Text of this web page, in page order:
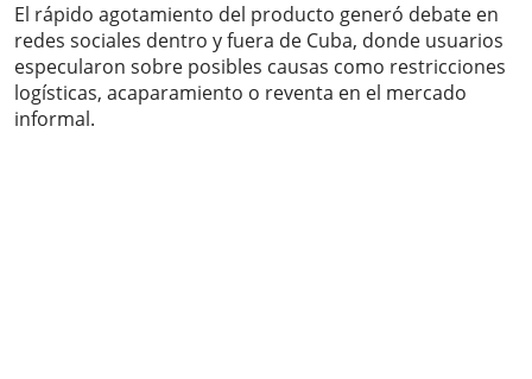
El rápido agotamiento del producto generó debate en
redes sociales dentro y fuera de Cuba, donde usuarios
especularon sobre posibles causas como restricciones
logísticas, acaparamiento o reventa en el mercado
informal.